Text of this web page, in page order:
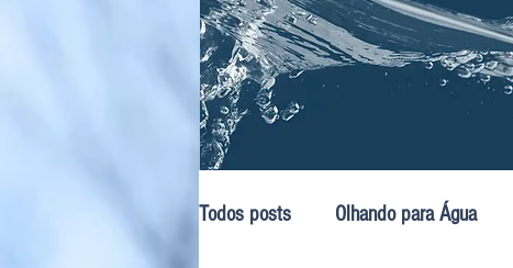
Todos posts Olhando para Água